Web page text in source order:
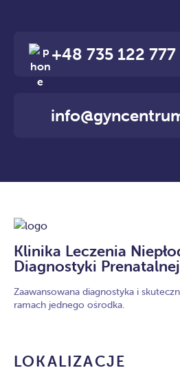
+48 735 122 777
Klinika Leczenia
Diagnostyki Prenatalnej
Zaawansowana diagnostyka i
ramach jednego ośrodka.
LOKALIZACJE